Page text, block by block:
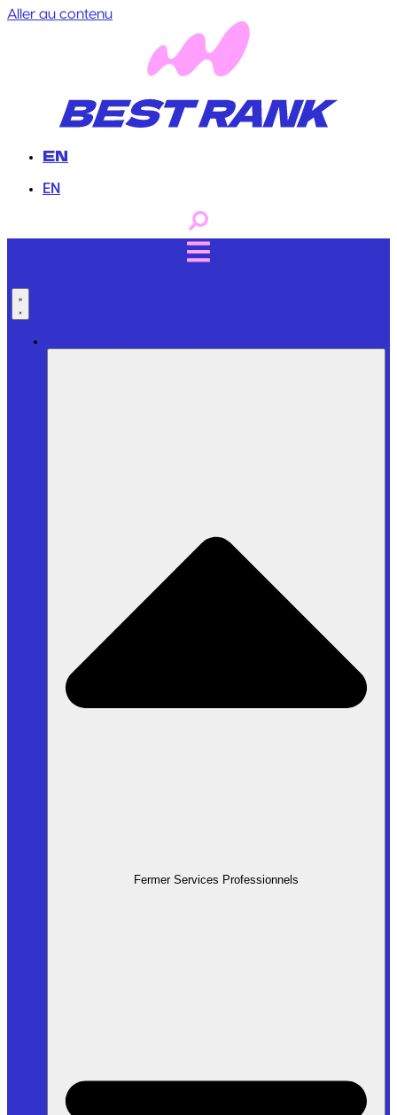
Aller au contenu
EN
EN
Fermer Services Professionnels